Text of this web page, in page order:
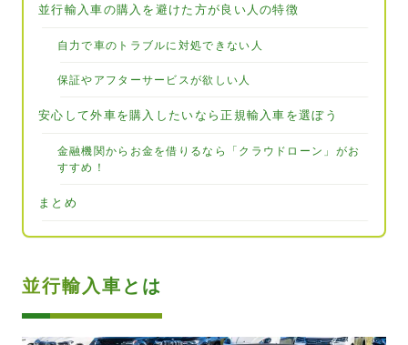
並行輸入車の購入を避けた方が良い人の特徴
自力で車のトラブルに対処できない人
保証やアフターサービスが欲しい人
安心して外車を購入したいなら正規輸入車を選ぼう
金融機関からお金を借りるなら「クラウドローン」がお
すすめ！
まとめ
並行輸入車とは